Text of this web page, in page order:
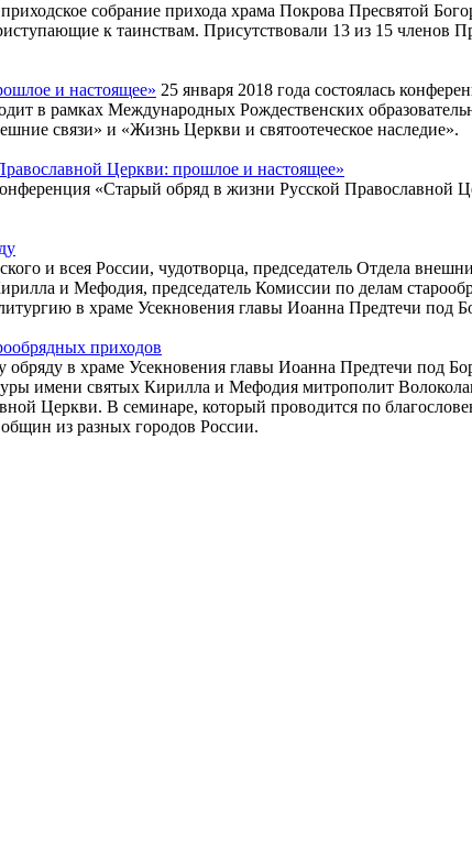
собрание прихода храма Покрова Пресвятой
к таинствам. Присутствовали 13 из 15 членов
и настоящее» 25 января 2018 года состоялась
в рамках Международных Рождественских
связи» и «Жизнь Церкви и святоотеческое наследие».
Церкви: прошлое и настоящее»
«Старый обряд в жизни Русской
и всея России, чудотворца, председатель Отдела
и Мефодия, председатель Комиссии по делам
в храме Усекновения главы Иоанна Предтечи под
приходов
в храме Усекновения главы Иоанна Предтечи под
имени святых Кирилла и Мефодия митрополит
Церкви. В семинаре, который проводится по
из разных городов России.